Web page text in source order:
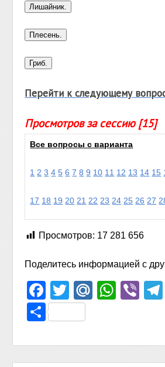
Перейти к следующему
Просмотров за сессию [15]
Все вопросы с варианта
1 2 3 4 5 6 7 8 9 10 11 12 13 14 15
17 18 19 20 21 22 23 24 25 26 27
Просмотров: 17 281 656
Поделитесь информацией с
Facebook
TwitterMail.Ru
Отправить